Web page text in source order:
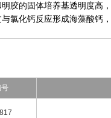
胶的固体培养基透明度高
氯化钙反应形成海藻酸钙
号